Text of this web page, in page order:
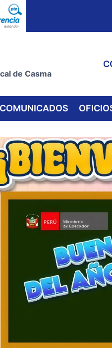
de Casma
COMUNICADOS